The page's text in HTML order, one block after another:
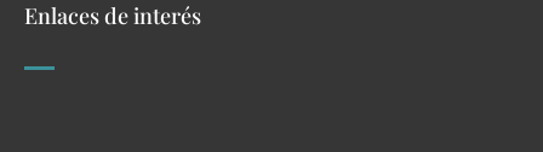
Enlaces de interés